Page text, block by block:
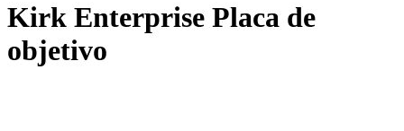
Kirk Enterprise Placa de
objetivo